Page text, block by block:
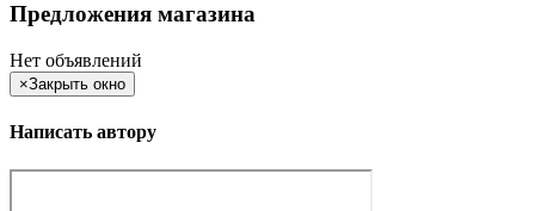
Предложения магазина
Нет объявлений
×Закрыть окно
Написать автору